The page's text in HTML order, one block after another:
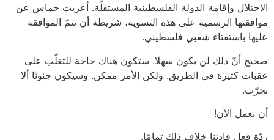
الاحتلال وإقامة الدولة الفلسطينية المستقلّة. أعربت حماس عن
موافقتها الرسمية على هذه التسوية، شريطة أن تتمّ الموافقة
عليها باستفتاء شعبي فلسطيني.
صحيح أنّ ذلك لن يكون سهلا. ستكون هناك حاجة للتغلّب على
عقبات كثيرة في الطريق. ولكن الأمر ممكن. وسيكون جنونًا ألا
نجرّب.
أن نعمل الآن!
ردّة فعل قادتنا خلاف ذلك تمامًا.